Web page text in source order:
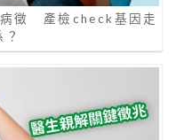
病徵 產檢check基因走